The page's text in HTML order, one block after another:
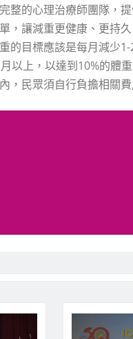
整的心理治療師團隊，
，讓減重更健康、更持久
的目標應該是每月減少
以上，以達到10%的體
，民眾須自行負擔相關